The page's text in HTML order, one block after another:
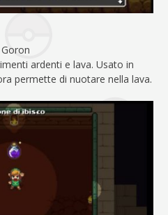
ardenti e lava. Usato in
permette di nuotare nella lava.